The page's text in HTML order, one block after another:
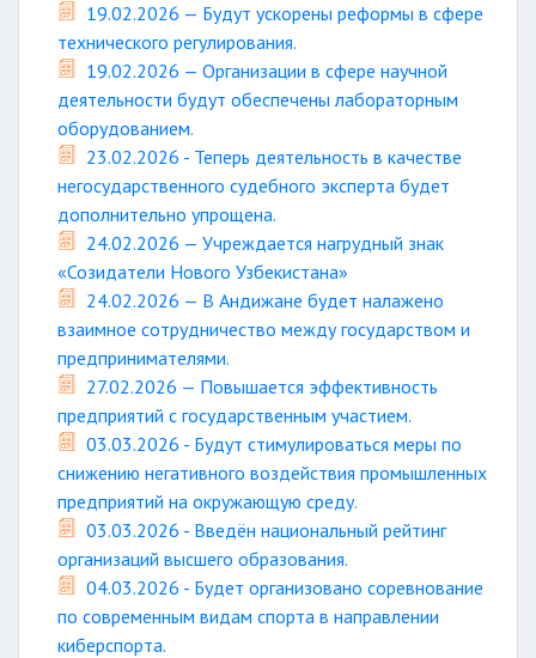
19.02.2026 — Будут ускорены реформы в сфере
технического регулирования.
19.02.2026 — Организации в сфере научной
деятельности будут обеспечены лабораторным
оборудованием.
23.02.2026 - Теперь деятельность в качестве
негосударственного судебного эксперта будет
дополнительно упрощена.
24.02.2026 — Учреждается нагрудный знак
«Созидатели Нового Узбекистана»
24.02.2026 — В Андижане будет налажено
взаимное сотрудничество между государством и
предпринимателями.
27.02.2026 — Повышается эффективность
предприятий с государственным участием.
03.03.2026 - Будут стимулироваться меры по
снижению негативного воздействия промышленных
предприятий на окружающую среду.
03.03.2026 - Введён национальный рейтинг
организаций высшего образования.
04.03.2026 - Будет организовано соревнование
по современным видам спорта в направлении
киберспорта.